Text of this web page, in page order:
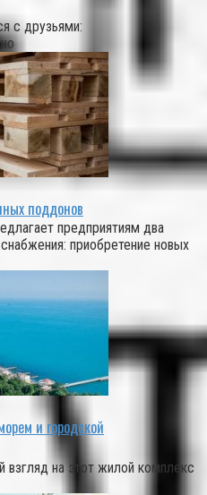
с друзьями:
поддонов
предприятиям два
приобретение новых
и городской
на этот жилой комплекс